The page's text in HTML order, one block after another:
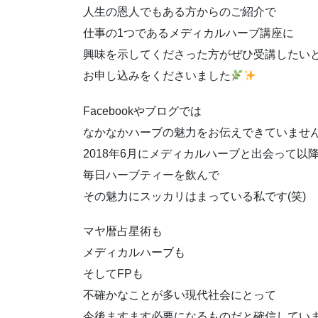
人生の恩人でもある方からのご紹介で
仕事の1つであるメディカルハーブ講座に
興味を示してくださった方がぜひ受講したい
お申し込みをくださいました
Facebookやブログでは
なかなかハーブの魅力をお伝えできていませ
2018年6月にメディカルハーブと出会って以降
毎日ハーブティーを飲んで
その魅力にスッカリはまっている私です(笑)
マヤ暦占星術も
メディカルハーブも
そしてFPも
不確かなことが多い現代社会にとって